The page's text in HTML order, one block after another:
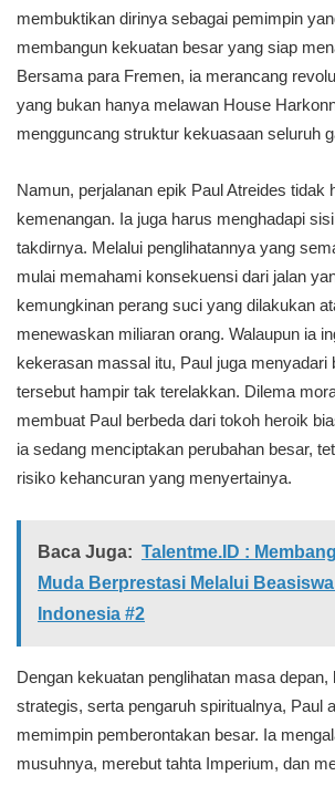
membuktikan dirinya sebagai pemimpin
membangun kekuatan besar yang siap
Bersama para Fremen, ia merancang
yang bukan hanya melawan House
mengguncang struktur kekuasaan seluruh
Namun, perjalanan epik Paul Atreides tidak
kemenangan. Ia juga harus menghadapi
takdirnya. Melalui penglihatannya yang
mulai memahami konsekuensi dari jalan
kemungkinan perang suci yang dilakukan
menewaskan miliaran orang. Walaupun ia
kekerasan massal itu, Paul juga menyadari
tersebut hampir tak terelakkan. Dilema
membuat Paul berbeda dari tokoh heroik
ia sedang menciptakan perubahan besar,
risiko kehancuran yang menyertainya.
Baca Juga: Talentme.ID :
Muda Berprestasi Melalui
Indonesia #2
Dengan kekuatan penglihatan masa depan,
strategis, serta pengaruh spiritualnya, Paul
memimpin pemberontakan besar. Ia
musuhnya, merebut tahta Imperium, dan